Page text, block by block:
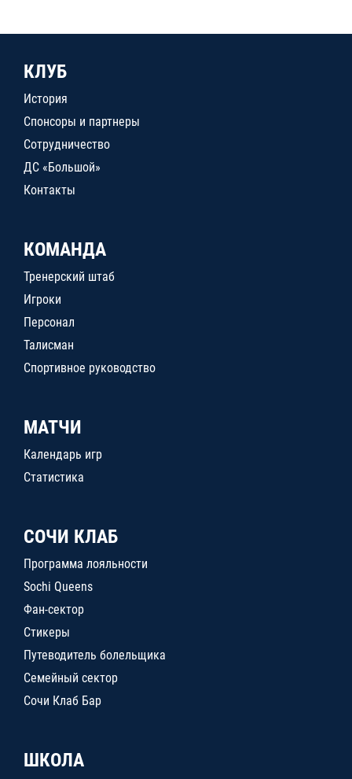
КЛУБ
История
Спонсоры и партнеры
Сотрудничество
ДС «Большой»
Контакты
КОМАНДА
Тренерский штаб
Игроки
Персонал
Талисман
Спортивное руководство
МАТЧИ
Календарь игр
Статистика
СОЧИ КЛАБ
Программа лояльности
Sochi Queens
Фан-сектор
Стикеры
Путеводитель болельщика
Семейный сектор
Сочи Клаб Бар
ШКОЛА